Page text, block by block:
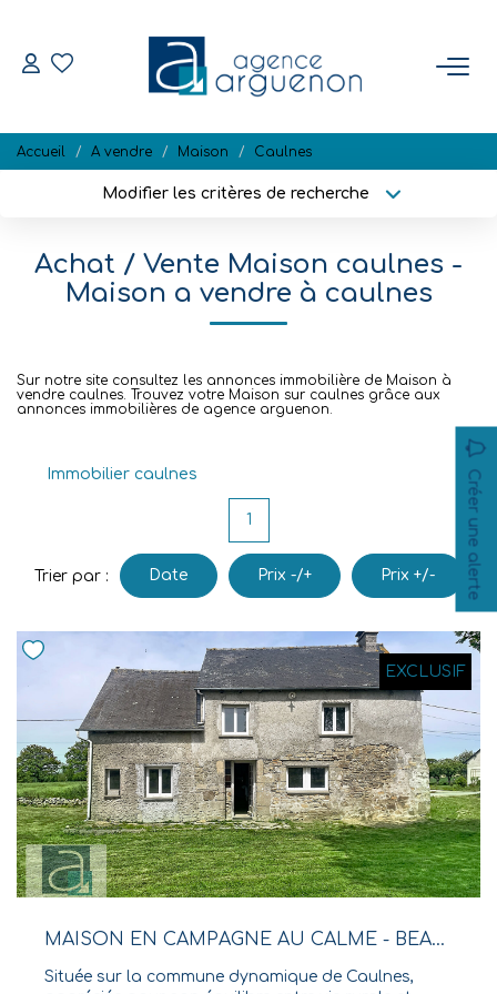
Nos Biens Disponibles
Estimation
NOTRE RÉGION
Équipe
Livre D'or
CONTACT
EN
Accueil A vendre Maison Caulnes
Modifier les critères de recherche
Surface min Budget max
Achat / Vente Maison caulnes -
Maison a vendre à caulnes
Sur notre site consultez les annonces immobilière de Maison à
vendre caulnes. Trouvez votre Maison sur caulnes grâce aux
annonces immobilières de agence arguenon.
Immobilier caulnes Créer une alerte
1
Trier par : Date Prix -/+ Prix +/-
EXCLUSIF
MAISON EN CAMPAGNE AU CALME - BEAU POTENTIEL À CAULNES
Située sur la commune dynamique de Caulnes,